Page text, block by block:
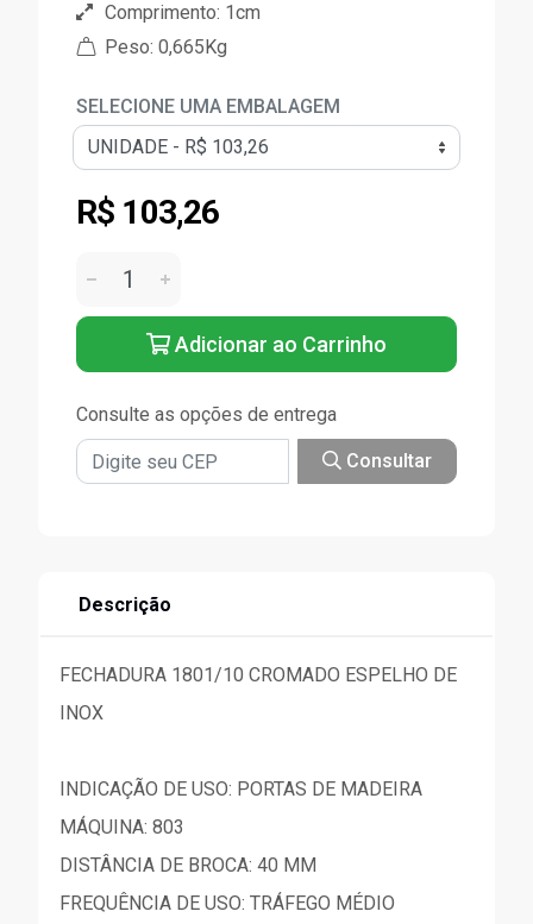
Comprimento: 1cm
Peso: 0,665Kg
SELECIONE UMA EMBALAGEM
R$ 103,26
Adicionar ao Carrinho
Consulte as opções de entrega
Consultar
Descrição
FECHADURA 1801/10 CROMADO ESPELHO DE
INOX
INDICAÇÃO DE USO: PORTAS DE MADEIRA
MÁQUINA: 803
DISTÂNCIA DE BROCA: 40 MM
FREQUÊNCIA DE USO: TRÁFEGO MÉDIO